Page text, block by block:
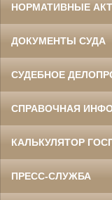
НОРМАТИВНЫЕ
ДОКУМЕНТЫ СУДА
СУДЕБНОЕ
СПРАВОЧНАЯ
КАЛЬКУЛЯТОР
ПРЕСС-СЛУЖБА